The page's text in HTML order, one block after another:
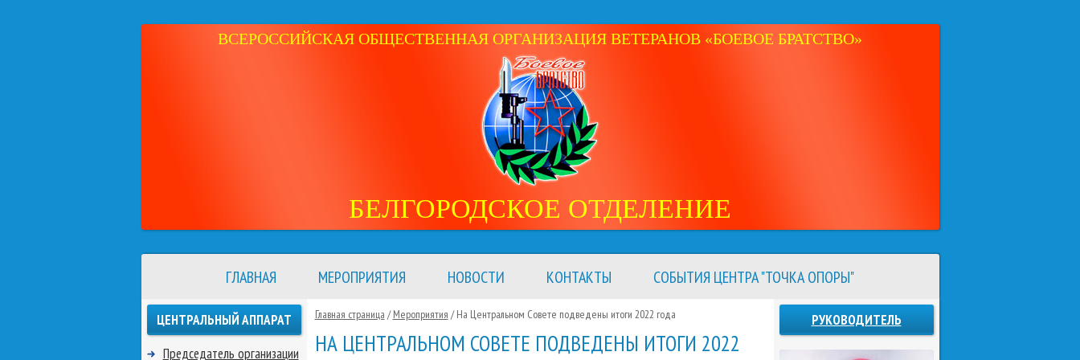
ВСЕРОССИЙСКАЯ ОБЩЕСТВЕННАЯ ОРГАНИЗАЦИЯ ВЕТЕРАНОВ «БОЕВОЕ БРАТСТВО»
БЕЛГОРОДСКОЕ ОТДЕЛЕНИЕ
ГЛАВНАЯ МЕРОПРИЯТИЯ НОВОСТИ КОНТАКТЫ СОБЫТИЯ ЦЕНТРА "ТОЧКА ОПОРЫ"
Главная страница /Мероприятия /На Центральном Совете подведены итоги 2022 года
НА ЦЕНТРАЛЬНОМ СОВЕТЕ ПОДВЕДЕНЫ ИТОГИ 2022
ЦЕНТРАЛЬНЫЙ АППАРАТ
Председатель организации
РУКОВОДИТЕЛЬ